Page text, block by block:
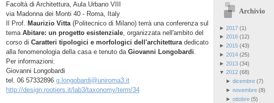
Facoltà di Architettura, Aula Urbano VIII
via Madonna dei Monti 40 - Roma, Italy
Il Prof. Maurizio Vitta (Politecnico di Milano) terrà una conferenza sul
temaAbitare: un progetto esistenziale, organizzata nell'ambito del
corso di Caratteri tipologici e morfologici dell'architetturadedicato
alla fenomenologia della casa e tenuto da Giovanni Longobardi
Per informazioni:
Giovanni Longobardi
tel. 06 57332896 g.longobardi@uniroma3.it
http://design.rootiers.it/lab3/taxonomy/term/34
Archivio
► 2017(1)
► 2016(12)
► 2015(43)
► 2014(25)
► 2013(34)
▼ 2012(68)
► dicembre(7)
► novembre(8)
► ottobre(5)